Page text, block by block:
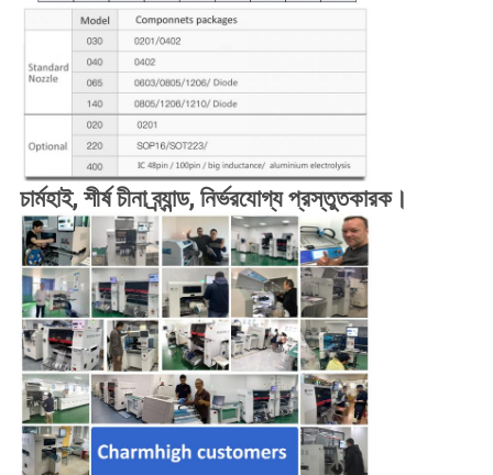
চার্মহাই, শীর্ষ চীনা ব্র্যান্ড, নির্ভরযোগ্য প্রস্তুতকারক।